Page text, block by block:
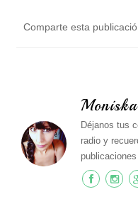
Comparte esta
Moniska
Déjanos tus
radio y